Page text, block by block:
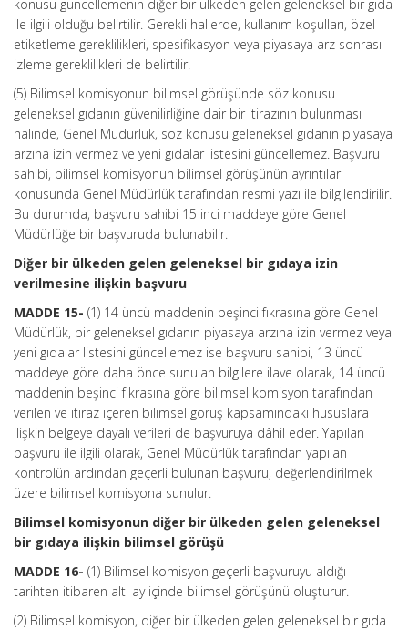
konusu güncellemenin diğer bir ülkeden gelen geleneksel bir gıda
ile ilgili olduğu belirtilir. Gerekli hallerde, kullanım koşulları, özel
etiketleme gereklilikleri, spesifikasyon veya piyasaya arz sonrası
izleme gereklilikleri de belirtilir.
(5) Bilimsel komisyonun bilimsel görüşünde söz konusu
geleneksel gıdanın güvenilirliğine dair bir itirazının bulunması
halinde, Genel Müdürlük, söz konusu geleneksel gıdanın piyasaya
arzına izin vermez ve yeni gıdalar listesini güncellemez. Başvuru
sahibi, bilimsel komisyonun bilimsel görüşünün ayrıntıları
konusunda Genel Müdürlük tarafından resmi yazı ile bilgilendirilir.
Bu durumda, başvuru sahibi 15 inci maddeye göre Genel
Müdürlüğe bir başvuruda bulunabilir.
Diğer bir ülkeden gelen geleneksel bir gıdaya izin
verilmesine ilişkin başvuru
MADDE 15- (1) 14 üncü maddenin beşinci fıkrasına göre Genel
Müdürlük, bir geleneksel gıdanın piyasaya arzına izin vermez veya
yeni gıdalar listesini güncellemez ise başvuru sahibi, 13 üncü
maddeye göre daha önce sunulan bilgilere ilave olarak, 14 üncü
maddenin beşinci fıkrasına göre bilimsel komisyon tarafından
verilen ve itiraz içeren bilimsel görüş kapsamındaki hususlara
ilişkin belgeye dayalı verileri de başvuruya dâhil eder. Yapılan
başvuru ile ilgili olarak, Genel Müdürlük tarafından yapılan
kontrolün ardından geçerli bulunan başvuru, değerlendirilmek
üzere bilimsel komisyona sunulur.
Bilimsel komisyonun diğer bir ülkeden gelen geleneksel
bir gıdaya ilişkin bilimsel görüşü
MADDE 16- (1) Bilimsel komisyon geçerli başvuruyu aldığı
tarihten itibaren altı ay içinde bilimsel görüşünü oluşturur.
(2) Bilimsel komisyon, diğer bir ülkeden gelen geleneksel bir gıda